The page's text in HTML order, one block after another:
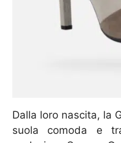
Dalla loro nascita, la
suola comoda e